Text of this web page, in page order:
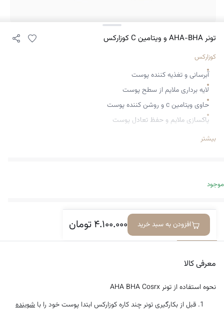
تونر AHA-BHA و ویتامین C کوزارکس
کوزارکس
آبرسانی و تغذیه کننده پوست
لایه برداری ملایم از سطح پوست
حاوی ویتامین c و روشن کننده پوست
پاکسازی ملایم و حفظ تعادل پوست
بافت مایع آبکی سبکبیشتر
موجود
۴.۱۰۰.۰۰۰تومان افزودن به سبد خریدمعرفی کالا دیدگاه‌ها
معرفی کالا
نحوه استفاده از تونر AHA BHA Cosrx
قبل از بکارگیری تونر چند کاره کوزارکس ابتدا پوست خود را با شوینده